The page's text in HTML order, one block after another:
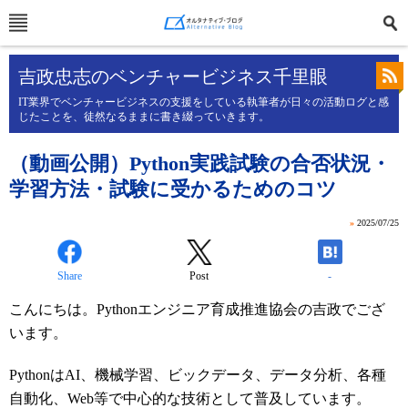
吉政忠志のベンチャービジネス千里眼
IT業界でベンチャービジネスの支援をしている執筆者が日々の活動ログと感
じたことを、徒然なるままに書き綴っていきます。
（動画公開）Python実践試験の合否状況・
学習方法・試験に受かるためのコツ
» 2025/07/25
Share Post -
こんにちは。Pythonエンジニア育成推進協会の吉政でござ
います。
PythonはAI、機械学習、ビックデータ、データ分析、各種
自動化、Web等で中心的な技術として普及しています。